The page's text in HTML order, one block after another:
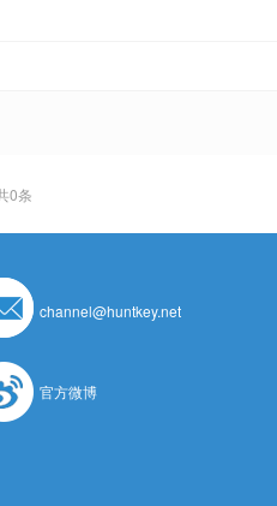
0条
channel@huntkey.net
官方微博